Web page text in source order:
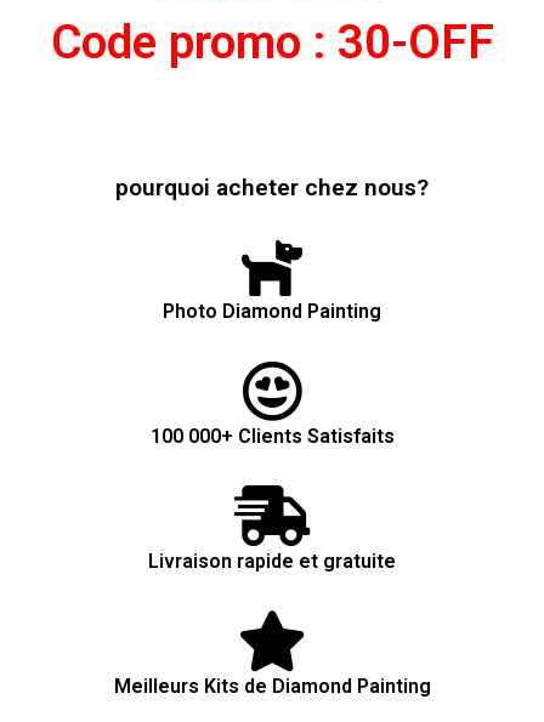
Code promo : 30-OFF
pourquoi acheter chez nous?
Photo Diamond Painting
100 000+ Clients Satisfaits
Livraison rapide et gratuite
Meilleurs Kits de Diamond Painting